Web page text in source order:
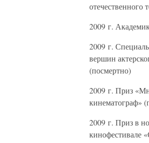
отечественного
2009 г.
2009 г.
вершин
(посмертно)
2009 г. Приз
кинематограф»
2009 г. Приз в
кинофестивале